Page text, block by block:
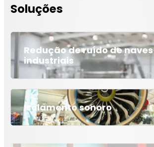
Soluções
Redução de ruído de naves
industriais
Isolamento sonoro